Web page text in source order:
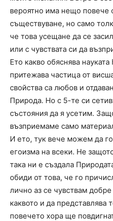
вероятно има нещо повече
съществуване, но само
че това усещане да се
или с чувствата си да
Ето какво обяснява
притежава частица от
свойства са любов и
Природа. Но с 5-те си
състояния да я усетим.
възприемаме само
И ето, тук вече можем да
егоизма на всеки. Не
така ни е създала
обиди от това, че го
лично аз се чувствам
каквото и да представлява
повечето хора ще